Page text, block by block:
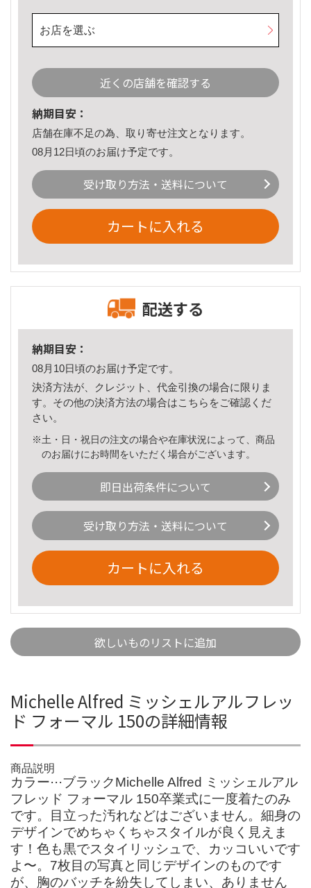
お店を選ぶ
近くの店舗を確認する
納期目安：
店舗在庫不足の為、取り寄せ注文となります。
08月12日頃のお届け予定です。
受け取り方法・送料について
カートに入れる
配送する
納期目安：
08月10日頃のお届け予定です。
決済方法が、クレジット、代金引換の場合に限りま
す。その他の決済方法の場合はこちら をご確認くだ
さい。
※土・日・祝日の注文の場合や在庫状況によって、商品
のお届けにお時間をいただく場合がございます。
即日出荷条件について
受け取り方法・送料について
カートに入れる
欲しいものリストに追加
Michelle Alfred ミッシェルアルフレッ
ド フォーマル 150の詳細情報
商品説明
カラー···ブラックMichelle Alfred ミッシェルアル
フレッド フォーマル 150卒業式に一度着たのみ
です。目立った汚れなどはございません。細身の
デザインでめちゃくちゃスタイルが良く見えま
す！色も黒でスタイリッシュで、カッコいいです
よ〜。7枚目の写真と同じデザインのものです
が、胸のバッチを紛失してしまい、ありません